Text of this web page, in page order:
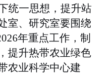
统一思想，提升站
室、研究室要围绕
年重点工作，制
提升热带农业绿色
农业科学中心建